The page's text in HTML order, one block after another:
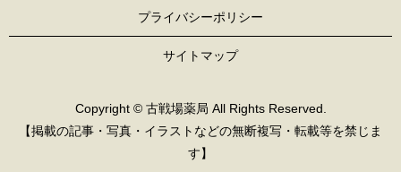
プライバシーポリシー
サイトマップ
Copyright © 古戦場薬局 All Rights Reserved.
【掲載の記事・写真・イラストなどの無断複写・転載等を禁じま
す】